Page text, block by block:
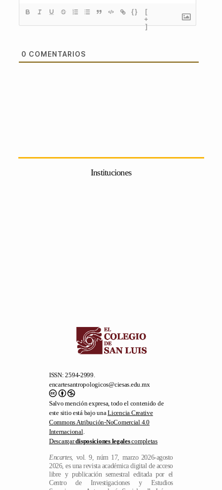
{}
[
+
]
0 COMENTARIOS
Instituciones
ISSN: 2594-2999.
encartesantropologicos@ciesas.edu.mx
Salvo mención expresa, todo el contenido de
este sitio está bajo unaLicencia Creative
Commons Atribución-NoComercial 4.0
Internacional.
Descargardisposiciones legalescompletas
Encartes, vol. 9, núm 17, marzo 2026-agosto
2026, es una revista académica digital de acceso
libre y publicación semestral editada por el
Centro de Investigaciones y Estudios